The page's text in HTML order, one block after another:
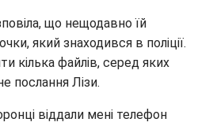
що нещодавно їй
який знаходився в поліції.
кілька файлів, серед яких
послання Лізи.
віддали мені телефон